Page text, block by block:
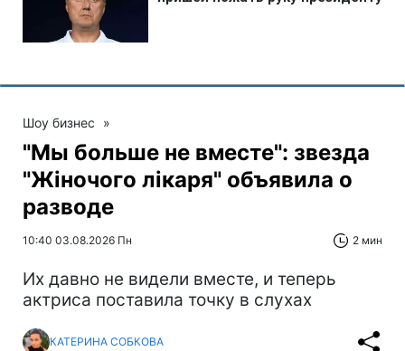
Шоу бизнес »
"Мы больше не вместе": звезда
"Жіночого лікаря" объявила о
разводе
10:40 03.08.2026 Пн 2 мин
Их давно не видели вместе, и теперь
актриса поставила точку в слухах
КАТЕРИНА СОБКОВА